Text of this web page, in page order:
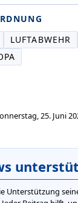
LUFTABWEHR
25. Juni
Unterstützung